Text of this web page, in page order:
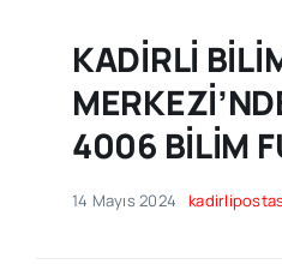
KADİRLİ
4006 BİLİM
14 Mayıs 2024